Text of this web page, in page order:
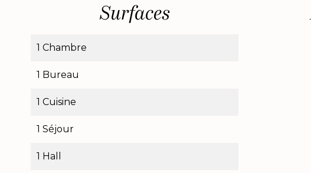
Surfaces
1 Chambre
1 Bureau
1 Cuisine
1 Séjour
1 Hall